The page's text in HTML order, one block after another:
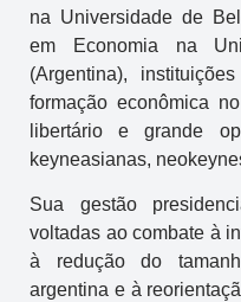
na Universidade de
em Economia na
(Argentina),
formação econômica
libertário e grande
keyneasianas,
Sua gestão
voltadas ao combate à
à redução do
argentina e à